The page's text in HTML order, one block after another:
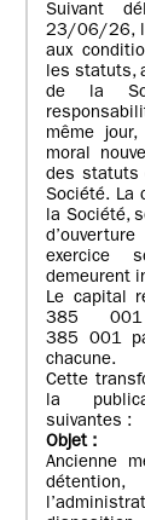
Suivant
23/06/26,
aux
les statuts,
de la
même
moral
des statuts
Société. La
la Société,
exercice
demeurent
Le capital
385
385 001
chacune.
Cette
la
suivantes :
Objet :
Ancienne